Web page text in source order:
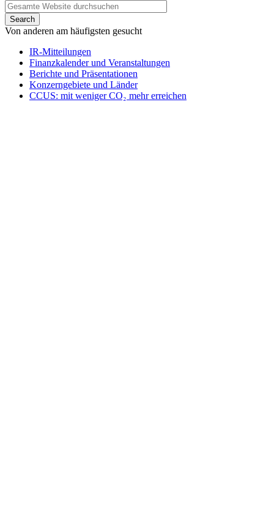
Von anderen am häufigsten gesucht
IR-Mitteilungen
Finanzkalender und Veranstaltungen
Berichte und Präsentationen
Konzerngebiete und Länder
CCUS: mit weniger CO₂ mehr erreichen